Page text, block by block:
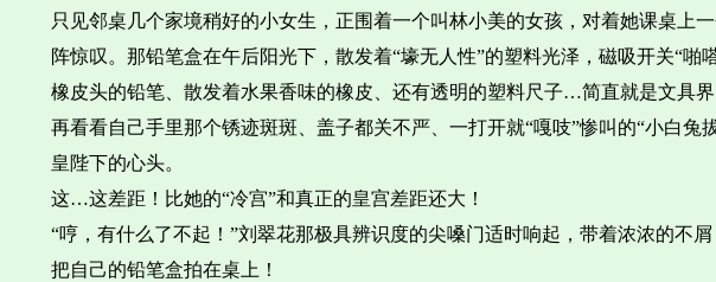
只见邻桌几个家境稍好的小女生，正围着一个叫林小美的女孩，对着她课桌上
阵惊叹。那铅笔盒在午后阳光下，散发着“壕无人性”的塑料光泽，磁吸开关“
橡皮头的铅笔、散发着水果香味的橡皮、还有透明的塑料尺子…简直就是文具界
再看看自己手里那个锈迹斑斑、盖子都关不严、一打开就“嘎吱”惨叫的“小白
皇陛下的心头。
这…这差距！比她的“冷宫”和真正的皇宫差距还大！
“哼，有什么了不起！”刘翠花那极具辨识度的尖嗓门适时响起，带着浓浓的不
把自己的铅笔盒拍在桌上！